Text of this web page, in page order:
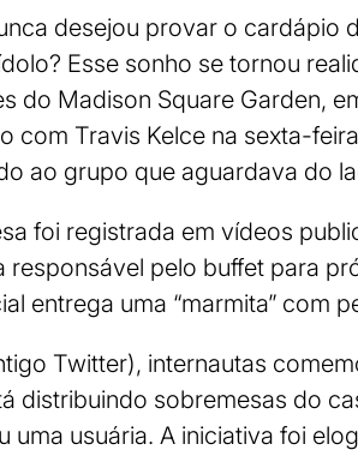
desejou provar o cardápio
Esse sonho se tornou
do Madison Square Garden,
com Travis Kelce na sexta-
ao grupo que aguardava do
foi registrada em vídeos
responsável pelo buffet para
entrega uma “marmita” com
Twitter), internautas
distribuindo sobremesas do
uma usuária. A iniciativa foi